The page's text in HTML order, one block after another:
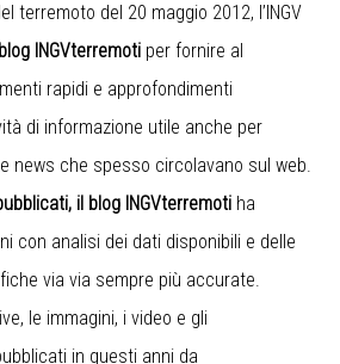
terremoto del 20 maggio 2012, l’INGV
blog INGVterremoti per fornire al
rapidi e approfondimenti
di informazione utile anche per
news che spesso circolavano sul web.
il blog INGVterremoti ha
con analisi dei dati disponibili e delle
via via sempre più accurate.
le immagini, i video e gli
in questi anni da